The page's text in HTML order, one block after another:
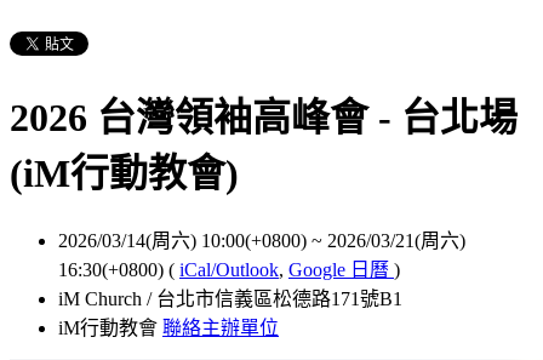
2026 台灣領袖高峰會 - 台北場
(iM行動教會)
2026/03/14(周六) 10:00(+0800) ~ 2026/03/21(周六)
16:30(+0800) ( iCal/Outlook, Google 日曆 )
iM Church / 台北市信義區松德路171號B1
iM行動教會 聯絡主辦單位